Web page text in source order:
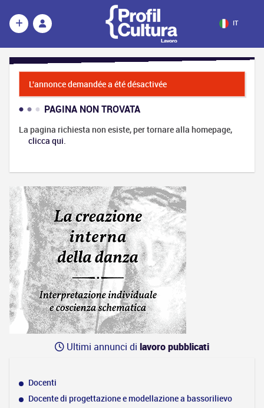
IT
L'annonce demandée a été désactivée
PAGINA NON TROVATA
La pagina richiesta non esiste, per tornare alla homepage,
clicca qui.
Ultimi annunci di lavoro pubblicati
Docenti
Docente di progettazione e modellazione a bassorilievo